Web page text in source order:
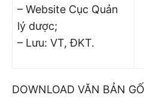
– Website Cục Quản
lý dược;
– Lưu: VT, ĐKT.
DOWNLOAD VĂN BẢN